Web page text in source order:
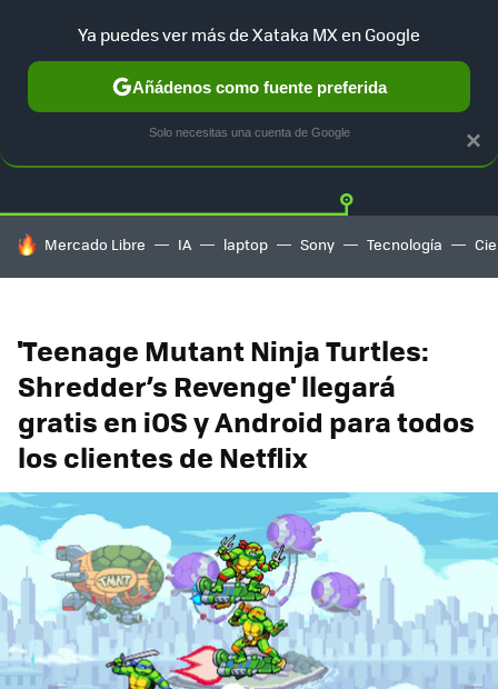
Twitter
HOY SE HABLA DE
Mercado Libre IA laptop Sony Tecnología
'Teenage Mutant Ninja Turtles:
Shredder’s Revenge' llegará
gratis en iOS y Android para todos
los clientes de Netflix
×
Ya puedes ver más de Xataka MX en Google
Añádenos como fuente preferida
Solo necesitas una cuenta de Google